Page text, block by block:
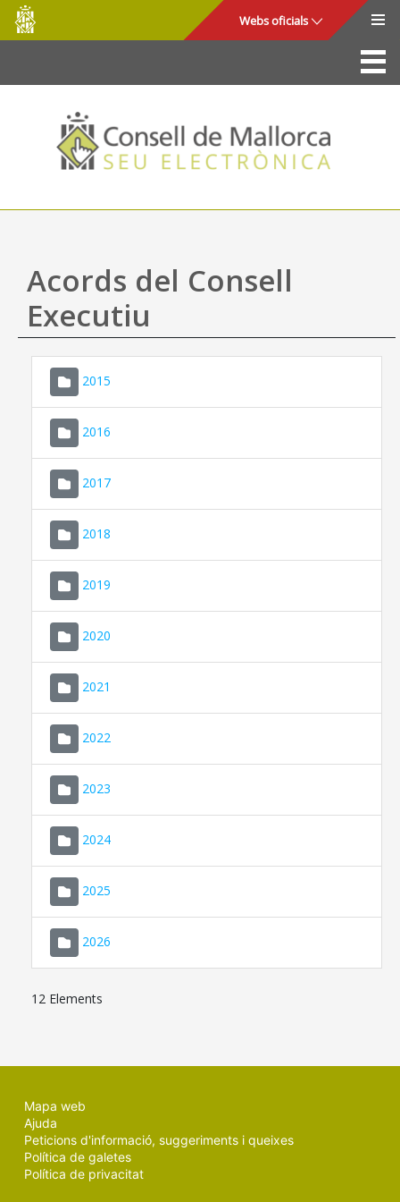
Salta al contingut principal
Consell
de
Mallorca
Webs oficials
La Seu
Consell de Mallorca
Accés i seguretat
Utilitats
Ajuda
Acords del Consell
Executiu
2015
2016
2017
2018
2019
2020
2021
2022
2023
2024
2025
2026
12 Elements
Mapa web
Ajuda
Peticions d'informació, suggeriments i queixes
Política de galetes
Política de privacitat